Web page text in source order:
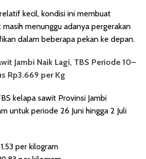
kecil, kondisi ini membuat
menunggu adanya pergerakan
dalam beberapa pekan ke depan.
Jambi Naik Lagi, TBS Periode 10–
Rp3.669 per Kg
kelapa sawit Provinsi Jambi
untuk periode 26 Juni hingga 2 Juli
per kilogram